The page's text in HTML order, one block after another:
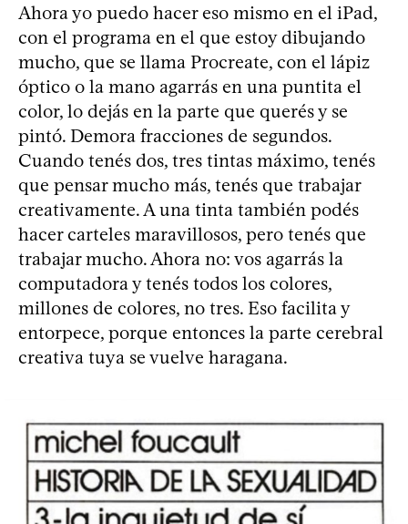
Ahora yo puedo hacer eso mismo en el iPad,
con el programa en el que estoy dibujando
mucho, que se llama Procreate, con el lápiz
óptico o la mano agarrás en una puntita el
color, lo dejás en la parte que querés y se
pintó. Demora fracciones de segundos.
Cuando tenés dos, tres tintas máximo, tenés
que pensar mucho más, tenés que trabajar
creativamente. A una tinta también podés
hacer carteles maravillosos, pero tenés que
trabajar mucho. Ahora no: vos agarrás la
computadora y tenés todos los colores,
millones de colores, no tres. Eso facilita y
entorpece, porque entonces la parte cerebral
creativa tuya se vuelve haragana.